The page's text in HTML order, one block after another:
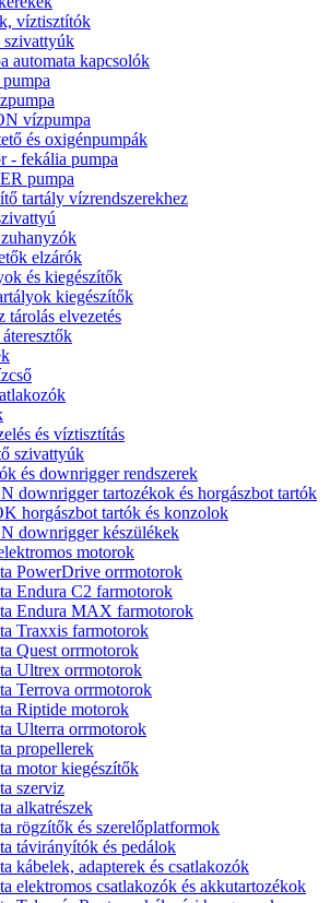
víztisztítók
szivattyúk
automata kapcsolók
vízpumpa
és oxigénpumpák
- fekália pumpa
pumpa
tartály vízrendszerekhez
elzárók
és kiegészítők
kiegészítők
tárolás elvezetés
és víztisztítás
szivattyúk
és downrigger rendszerek
downrigger tartozékok és horgászbot tartók
horgászbot tartók és konzolok
downrigger készülékek
motorok
PowerDrive orrmotorok
Endura C2 farmotorok
Endura MAX farmotorok
Traxxis farmotorok
Quest orrmotorok
Ultrex orrmotorok
Terrova orrmotorok
Riptide motorok
Ulterra orrmotorok
propellerek
motor kiegészítők
szerviz
alkatrészek
rögzítők és szerelőplatformok
távirányítók és pedálok
kábelek, adapterek és csatlakozók
elektromos csatlakozók és akkutartozékok